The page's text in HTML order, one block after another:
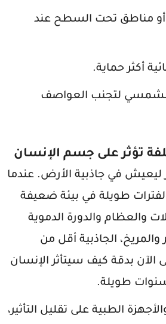
مناطق تحت السطح عند
أكثر حماية.
لتجنب العواصف
في جاذبية الأرض. عندما
طويلة في بيئة ضعيفة
والعظام والدورة الدموية
والمريخ، الجاذبية أقل من
الآن بدقة كيف سيتأثر الإنسان
طويلة.
الطبية على تقليل التأثير،